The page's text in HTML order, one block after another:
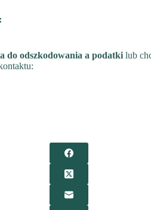
do odszkodowania a podatki lub